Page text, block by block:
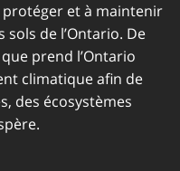
protéger et à maintenir
sols de l’Ontario. De
prend l’Ontario
climatique afin de
des écosystèmes